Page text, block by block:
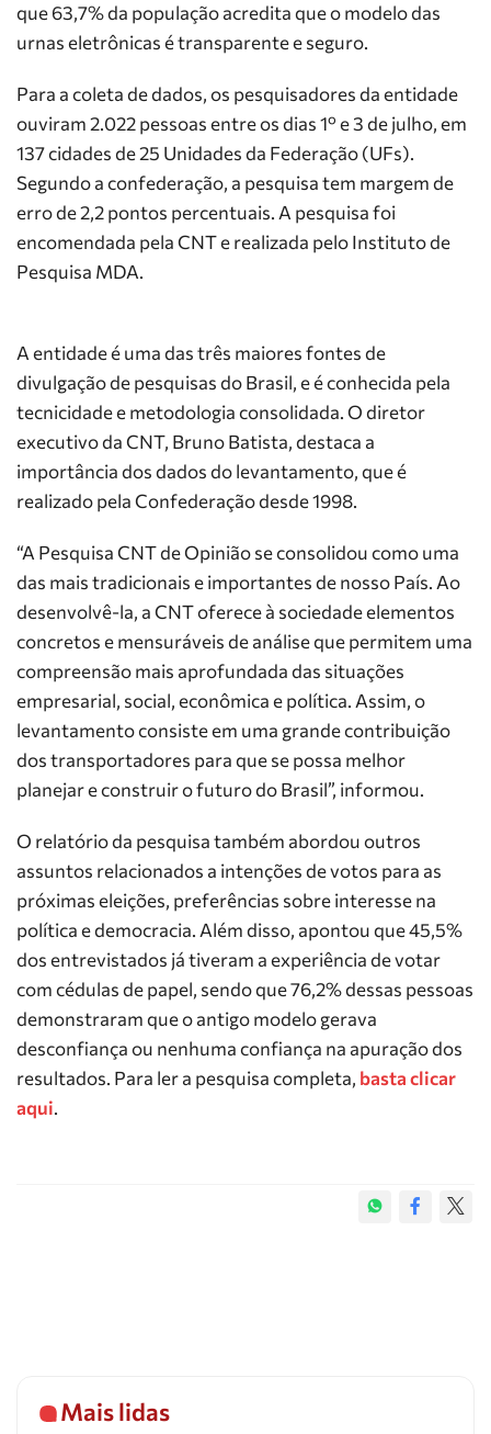
que 63,7% da população acredita que o modelo das
urnas eletrônicas é transparente e seguro.
Para a coleta de dados, os pesquisadores da entidade
ouviram 2.022 pessoas entre os dias 1º e 3 de julho, em
137 cidades de 25 Unidades da Federação (UFs).
Segundo a confederação, a pesquisa tem margem de
erro de 2,2 pontos percentuais. A pesquisa foi
encomendada pela CNT e realizada pelo Instituto de
Pesquisa MDA.
A entidade é uma das três maiores fontes de
divulgação de pesquisas do Brasil, e é conhecida pela
tecnicidade e metodologia consolidada. O diretor
executivo da CNT, Bruno Batista, destaca a
importância dos dados do levantamento, que é
realizado pela Confederação desde 1998.
“A Pesquisa CNT de Opinião se consolidou como uma
das mais tradicionais e importantes de nosso País. Ao
desenvolvê-la, a CNT oferece à sociedade elementos
concretos e mensuráveis de análise que permitem uma
compreensão mais aprofundada das situações
empresarial, social, econômica e política. Assim, o
levantamento consiste em uma grande contribuição
dos transportadores para que se possa melhor
planejar e construir o futuro do Brasil”, informou.
O relatório da pesquisa também abordou outros
assuntos relacionados a intenções de votos para as
próximas eleições, preferências sobre interesse na
política e democracia. Além disso, apontou que 45,5%
dos entrevistados já tiveram a experiência de votar
com cédulas de papel, sendo que 76,2% dessas pessoas
demonstraram que o antigo modelo gerava
desconfiança ou nenhuma confiança na apuração dos
resultados. Para ler a pesquisa completa, basta clicar
aqui.
Mais lidas